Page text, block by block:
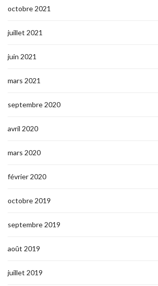
octobre 2021
juillet 2021
juin 2021
mars 2021
septembre 2020
avril 2020
mars 2020
février 2020
octobre 2019
septembre 2019
août 2019
juillet 2019